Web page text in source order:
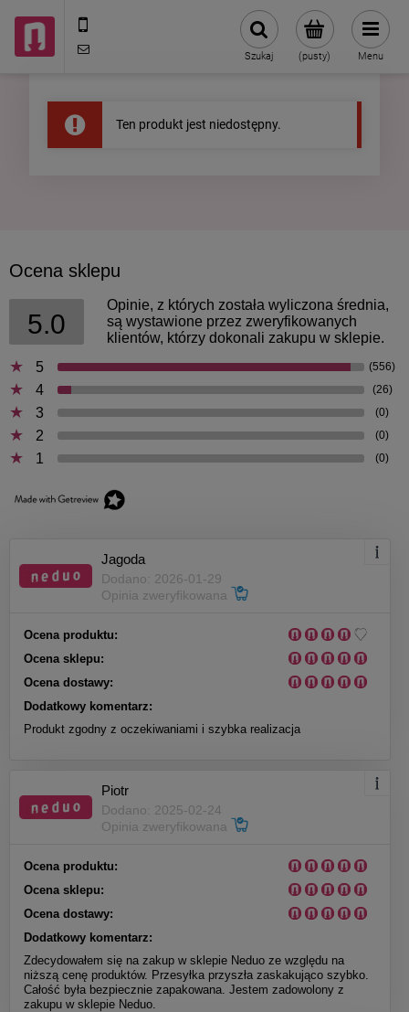
(pusty)
Szukaj Menu
Ten produkt jest niedostępny.
Ocena sklepu
5.0
Opinie, z których została wyliczona średnia,
są wystawione przez zweryfikowanych
klientów, którzy dokonali zakupu w sklepie.
5
(556)
4 (26)
3 (0)
2 (0)
1 (0)
Jagoda
Dodano: 2026-01-29
Opinia zweryfikowana
Ocena produktu:
Ocena sklepu:
Ocena dostawy:
Dodatkowy komentarz:
Produkt zgodny z oczekiwaniami i szybka realizacja
Piotr
Dodano: 2025-02-24
Opinia zweryfikowana
Ocena produktu:
Ocena sklepu:
Ocena dostawy:
Dodatkowy komentarz:
Zdecydowałem się na zakup w sklepie Neduo ze względu na
niższą cenę produktów. Przesyłka przyszła zaskakująco szybko.
Całość była bezpiecznie zapakowana. Jestem zadowolony z
zakupu w sklepie Neduo.